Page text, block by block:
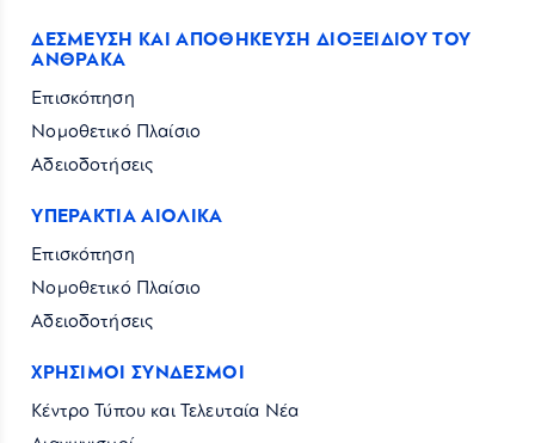
ΔΕΣΜΕΥΣΗ ΚΑΙ ΑΠΟΘΗΚΕΥΣΗ ΔΙΟΞΕΙΔΙΟΥ ΤΟΥ
ΑΝΘΡΑΚΑ
Επισκόπηση
Νομοθετικό Πλαίσιο
Αδειοδοτήσεις
ΥΠΕΡΑΚΤΙΑ ΑΙΟΛΙΚΑ
Επισκόπηση
Νομοθετικό Πλαίσιο
Αδειοδοτήσεις
ΧΡΗΣΙΜΟΙ ΣΥΝΔΕΣΜΟΙ
Κέντρο Τύπου και Τελευταία Νέα